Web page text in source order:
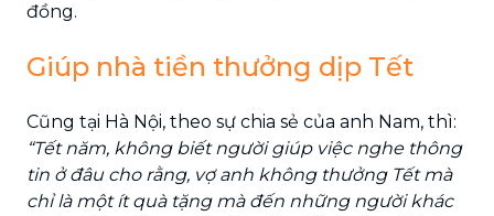
đồng.
Giúp nhà tiền thưởng dịp Tết
Cũng tại Hà Nội, theo sự chia sẻ của anh Nam, thì:
“Tết năm, không biết người giúp việc nghe thông
tin ở đâu cho rằng, vợ anh không thưởng Tết mà
chỉ là một ít quà tặng mà đến những người khác